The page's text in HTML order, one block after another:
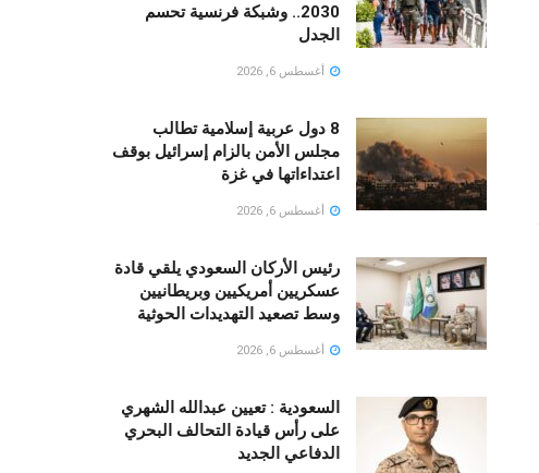
2030.. وشبكة فرنسية تحسم
الجدل
أغسطس 6, 2026
8 دول عربية إسلامية تطالب
مجلس الأمن بالزام إسرائيل بوقف
اعتداءاتها في غزة
أغسطس 6, 2026
رئيس الأركان السعودي يلقي قادة
عسكريين أمريكيين وبريطانيين
وسط تصعيد التهديدات الحوثية
أغسطس 6, 2026
السعودية : تعيين عبدالله الشهري
على رأس قيادة التحالف البحري
الدفاعي الجديد